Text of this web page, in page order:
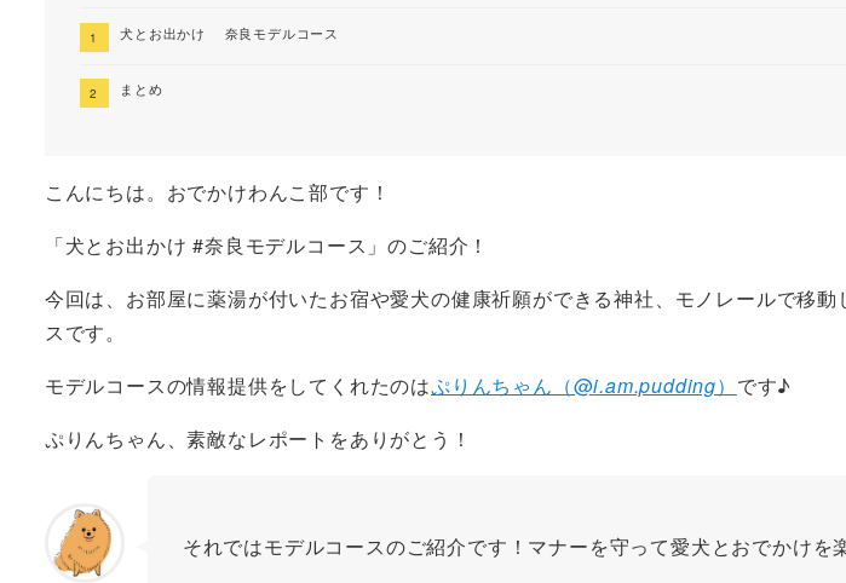
犬とお出かけ 奈良モデルコース
まとめ
こんにちは。おでかけわんこ部です！
「犬とお出かけ #奈良モデルコース」のご紹介！
今回は、お部屋に薬湯が付いたお宿や愛犬の健康祈願ができる神社、モノレールで移
スです。
モデルコースの情報提供をしてくれたのはぷりんちゃん（@i.am.pudding） です♪
ぷりんちゃん、素敵なレポートをありがとう！
それではモデルコースのご紹介です！マナーを守って愛犬とおでかけを